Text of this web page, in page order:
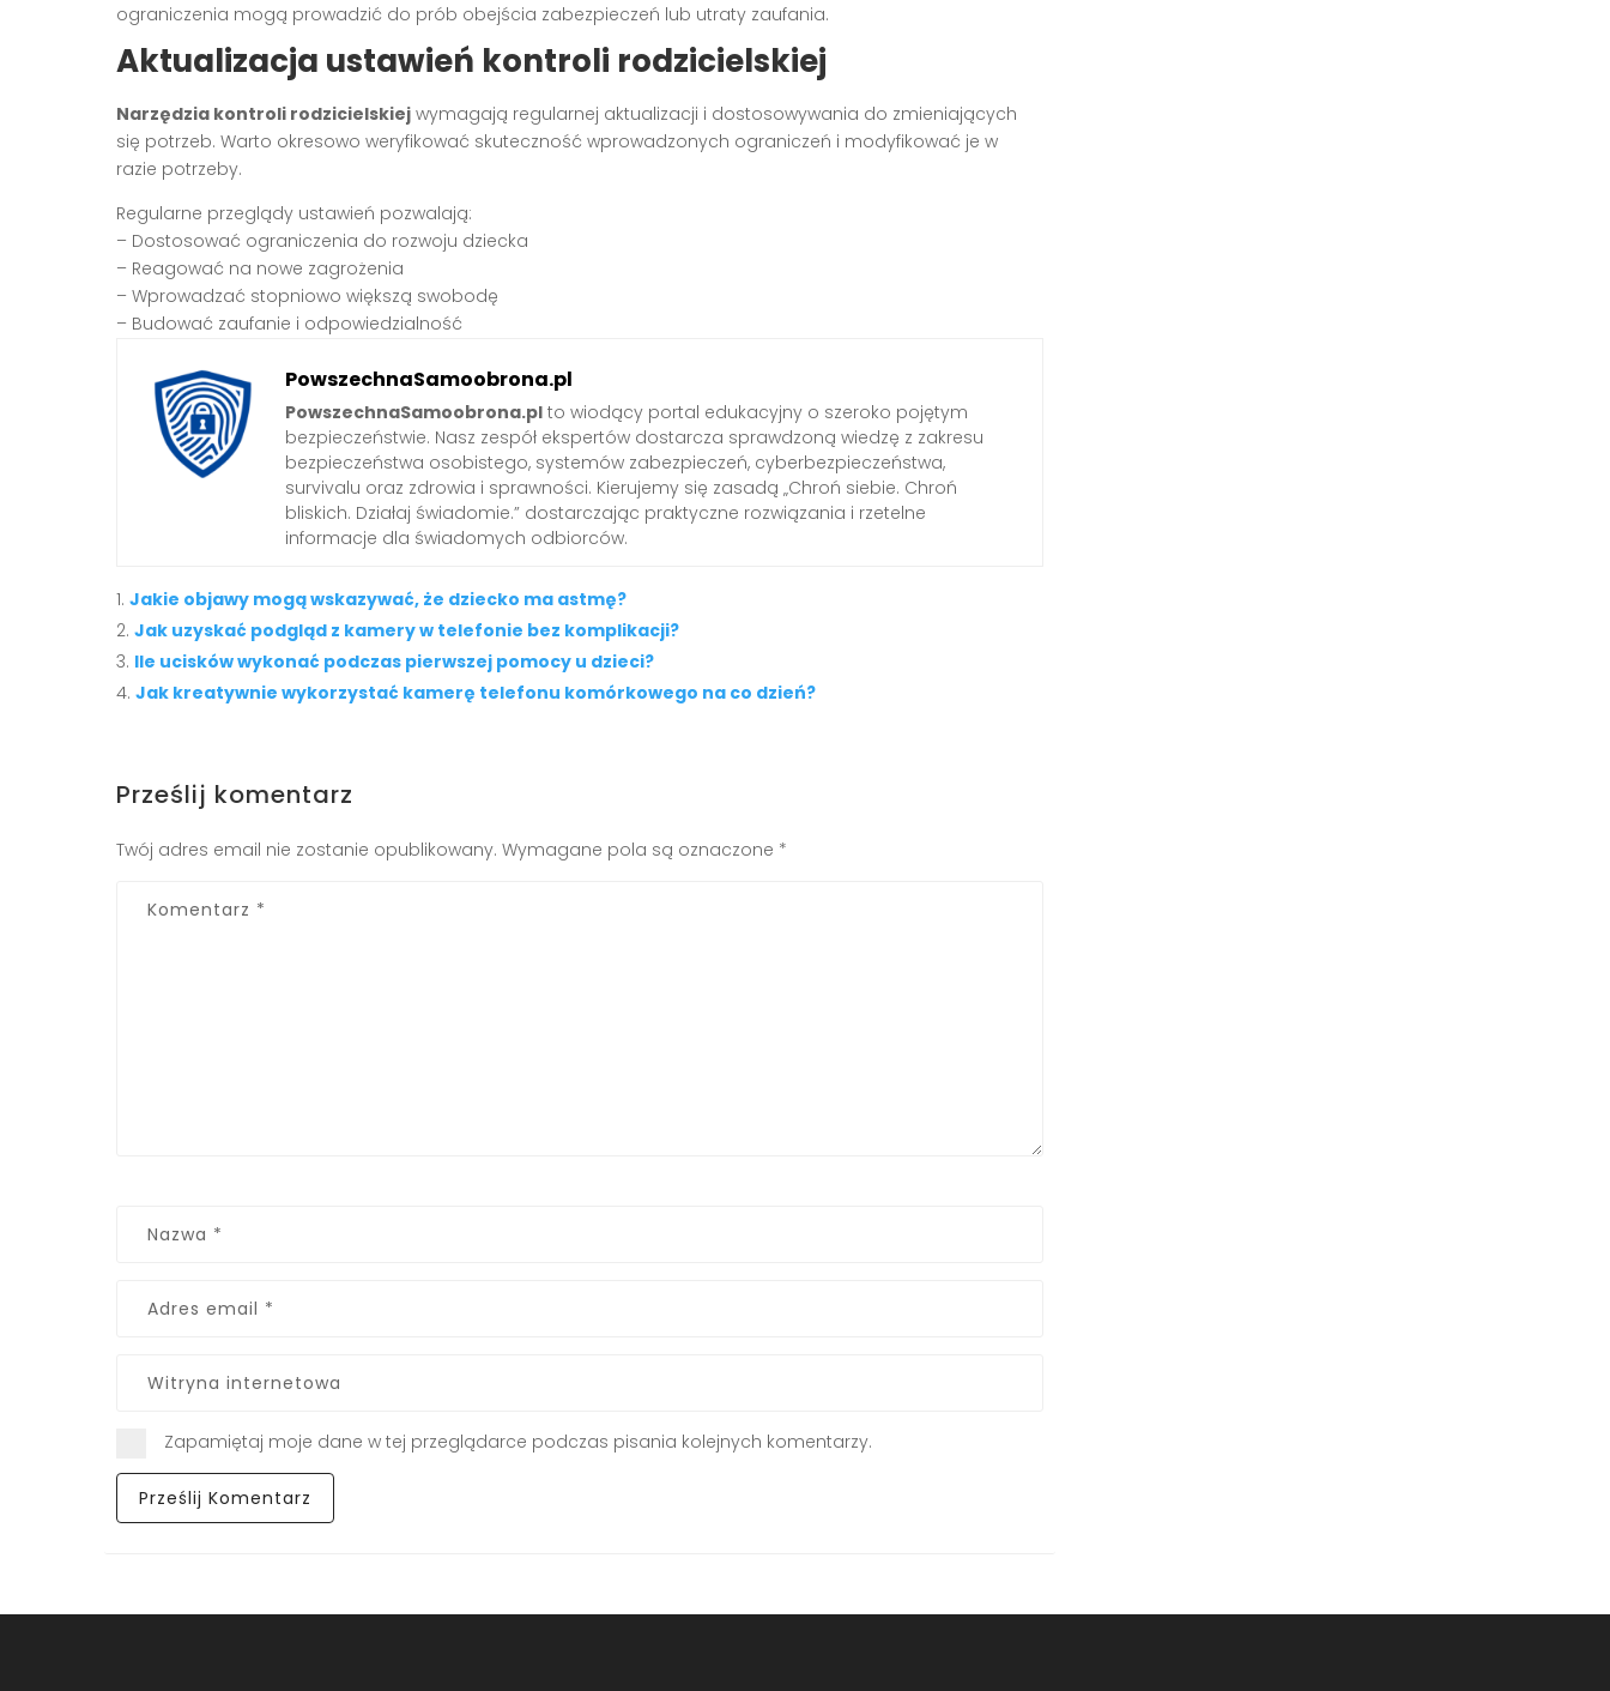
ograniczenia mogą prowadzić do prób obejścia zabezpieczeń lub utraty zaufania.
Aktualizacja ustawień kontroli rodzicielskiej
Narzędzia kontroli rodzicielskiej wymagają regularnej aktualizacji i dostosowywania do zmieniających
się potrzeb. Warto okresowo weryfikować skuteczność wprowadzonych ograniczeń i modyfikować je w
razie potrzeby.
Regularne przeglądy ustawień pozwalają:
– Dostosować ograniczenia do rozwoju dziecka
– Reagować na nowe zagrożenia
– Wprowadzać stopniowo większą swobodę
– Budować zaufanie i odpowiedzialność
PowszechnaSamoobrona.pl
PowszechnaSamoobrona.pl to wiodący portal edukacyjny o szeroko pojętym
bezpieczeństwie. Nasz zespół ekspertów dostarcza sprawdzoną wiedzę z zakresu
bezpieczeństwa osobistego, systemów zabezpieczeń, cyberbezpieczeństwa,
survivalu oraz zdrowia i sprawności. Kierujemy się zasadą „Chroń siebie. Chroń
bliskich. Działaj świadomie.” dostarczając praktyczne rozwiązania i rzetelne
informacje dla świadomych odbiorców.
Jakie objawy mogą wskazywać, że dziecko ma astmę?
Jak uzyskać podgląd z kamery w telefonie bez komplikacji?
Ile ucisków wykonać podczas pierwszej pomocy u dzieci?
Jak kreatywnie wykorzystać kamerę telefonu komórkowego na co dzień?
Prześlij komentarz
Twój adres email nie zostanie opublikowany. Wymagane pola są oznaczone *
Zapamiętaj moje dane w tej przeglądarce podczas pisania kolejnych komentarzy.